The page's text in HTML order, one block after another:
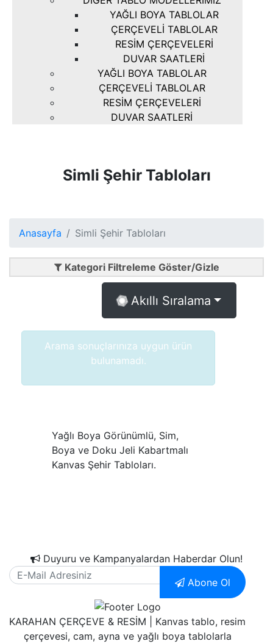
YAĞLI BOYA TABLOLAR
ÇERÇEVELI TABLOLAR
RESIM ÇERÇEVELERI
DUVAR SAATLERI
YAĞLI BOYA TABLOLAR
ÇERÇEVELI TABLOLAR
RESIM ÇERÇEVELERI
DUVAR SAATLERI
Simli Şehir Tabloları
Anasayfa Simli Şehir Tabloları
Kategori Filtreleme Göster/Gizle
Akıllı Sıralama
Arama sonuçlarınıza uygun ürün
bulunamadı.
Yağlı Boya Görünümlü, Sim,
Boya ve Doku Jeli Kabartmalı
Kanvas Şehir Tabloları.
Duyuru ve Kampanyalardan Haberdar Olun!
Abone Ol
KARAHAN ÇERÇEVE & RESİM | Kanvas tablo, resim
çerçevesi, cam, ayna ve yağlı boya tablolarla